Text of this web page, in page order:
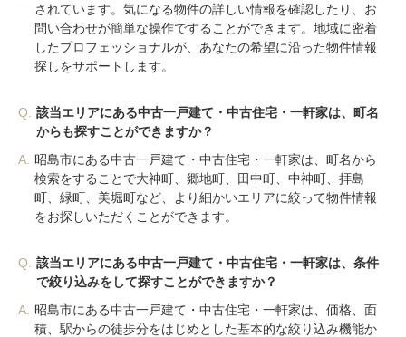
されています。気になる物件の詳しい情報を確認したり、お
問い合わせが簡単な操作ですることができます。地域に密着
したプロフェッショナルが、あなたの希望に沿った物件情報
探しをサポートします。
Q.
該当エリアにある中古一戸建て・中古住宅・一軒家は、町名
からも探すことができますか？
A.
昭島市にある中古一戸建て・中古住宅・一軒家は、町名から
検索をすることで大神町、郷地町、田中町、中神町、拝島
町、緑町、美堀町など、より細かいエリアに絞って物件情報
をお探しいただくことができます。
Q.
該当エリアにある中古一戸建て・中古住宅・一軒家は、条件
で絞り込みをして探すことができますか？
A.
昭島市にある中古一戸建て・中古住宅・一軒家は、価格、面
積、駅からの徒歩分をはじめとした基本的な絞り込み機能か